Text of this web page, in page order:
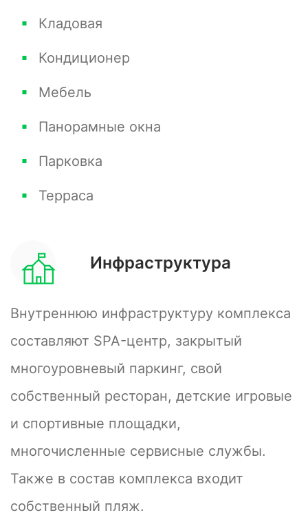
Кладовая
Кондиционер
Мебель
Панорамные окна
Парковка
Терраса
Инфраструктура
Внутреннюю инфраструктуру комплекса
составляют SPA-центр, закрытый
многоуровневый паркинг, свой
собственный ресторан, детские игровые
и спортивные площадки,
многочисленные сервисные службы.
Также в состав комплекса входит
собственный пляж.